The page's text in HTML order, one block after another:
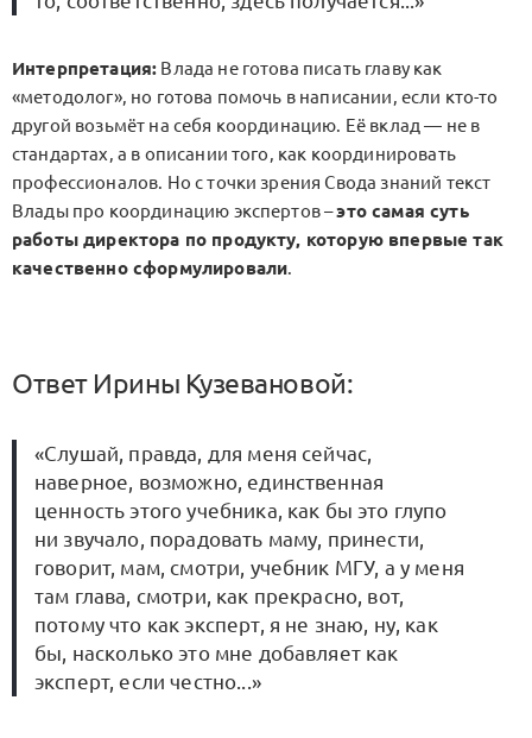
Интерпретация: Влада не готова писать главу как
«методолог», но готова помочь в написании, если кто-то
другой возьмёт на себя координацию. Её вклад — не в
стандартах, а в описании того, как координировать
профессионалов. Но с точки зрения Свода знаний текст
Влады про координацию экспертов –это самая суть
работы директора по продукту, которую впервые так
качественно сформулировали.
Ответ Ирины Кузевановой:
«Слушай, правда, для меня сейчас,
наверное, возможно, единственная
ценность этого учебника, как бы это глупо
ни звучало, порадовать маму, принести,
говорит, мам, смотри, учебник МГУ, а у меня
там глава, смотри, как прекрасно, вот,
потому что как эксперт, я не знаю, ну, как
бы, насколько это мне добавляет как
эксперт, если честно...»